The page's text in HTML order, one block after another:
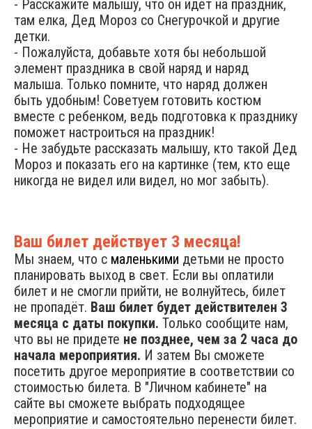
- Расскажите малышу, что он идет на праздник,
там елка, Дед Мороз со Снегурочкой и другие
детки.
- Пожалуйста, добавьте хотя бы небольшой
элемент праздника в свой наряд и наряд
малыша. Только помните, что наряд должен
быть удобным! Советуем готовить костюм
вместе с ребенком, ведь подготовка к празднику
поможет настроиться на праздник!
- Не забудьте рассказать малышу, кто такой Дед
Мороз и показать его на картинке (тем, кто еще
никогда не видел или видел, но мог забыть).
Ваш билет действует 3 месяца!
Мы знаем, что с маленькими детьми не просто
планировать выход в свет. Если вы оплатили
билет и не смогли прийти, не волнуйтесь, билет
не пропадёт. Ваш билет будет действителен 3
месяца с даты покупки. Только сообщите нам,
что вы не придете не позднее, чем за 2 часа до
начала мероприятия. И затем Вы сможете
посетить другое мероприятие в соответствии со
стоимостью билета. В "Личном кабинете" на
сайте вы сможете выбрать подходящее
мероприятие и самостоятельно перенести билет.